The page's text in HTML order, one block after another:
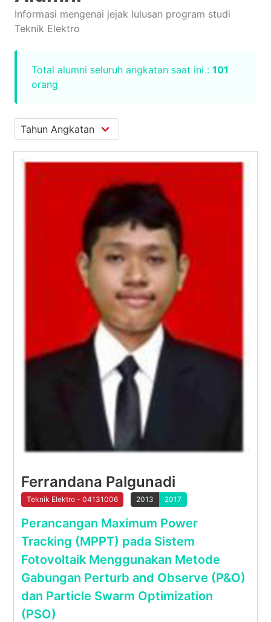
Informasi mengenai jejak lulusan program studi
Teknik Elektro
Total alumni seluruh angkatan saat ini : 101
orang
Ferrandana Palgunadi
Teknik Elektro - 04131006 2013 2017
Perancangan Maximum Power
Tracking (MPPT) pada Sistem
Fotovoltaik Menggunakan Metode
Gabungan Perturb and Observe (P&O)
dan Particle Swarm Optimization
(PSO)